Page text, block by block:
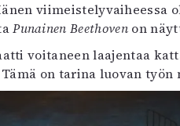
viimeistelyvaiheessa
Punainen Beethoven on
voitaneen laajentaa
on tarina luovan työn